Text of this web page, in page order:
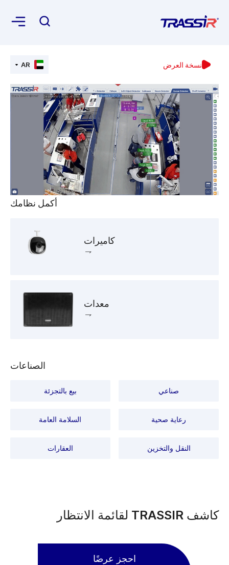
نسخة العرض AR
أكمل نظامك
كاميرات
معدات
الصناعات
بيع بالتجزئة صناعي
السلامة العامة رعاية صحية
العقارات النقل والتخزين
كاشف TRASSIR لقائمة الانتظار
احجز عرضًا